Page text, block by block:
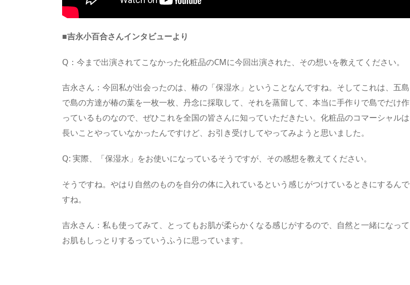
■吉永小百合さんインタビューより
Q：今まで出演されてこなかった化粧品のCMに今回出演された、その想いを教えてください。
吉永さん：今回私が出会ったのは、椿の「保湿水」ということなんですね。そしてこれは、五島
で島の方達が椿の葉を一枚一枚、丹念に採取して、それを蒸留して、本当に手作りで島でだけ作
っているものなので、ぜひこれを全国の皆さんに知っていただきたい。化粧品のコマーシャルは
長いことやっていなかったんですけど、お引き受けしてやってみようと思いました。
Q: 実際、「保湿水」をお使いになっているそうですが、その感想を教えてください。
そうですね。やはり自然のものを自分の体に入れているという感じがつけているときにするんで
すね。
吉永さん：私も使ってみて、とってもお肌が柔らかくなる感じがするので、自然と一緒になって
お肌もしっとりするっていうふうに思っています。